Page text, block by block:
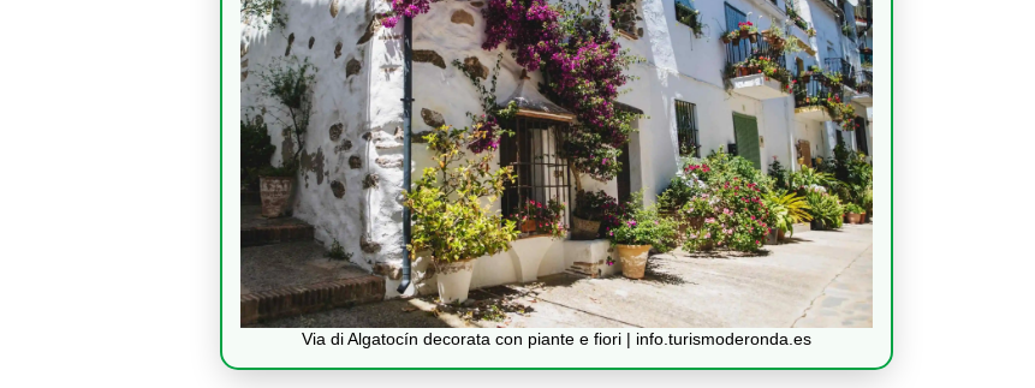
Via di Algatocín decorata con piante e fiori | info.turismoderonda.es